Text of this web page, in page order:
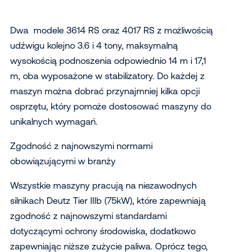
Dwa modele 3614 RS oraz 4017 RS z możliwością
udźwigu kolejno 3.6 i 4 tony, maksymalną
wysokością podnoszenia odpowiednio 14 m i 17,1
m, oba wyposażone w stabilizatory. Do każdej z
maszyn można dobrać przynajmniej kilka opcji
osprzętu, który pomoże dostosować maszyny do
unikalnych wymagań.
Zgodność z najnowszymi normami
obowiązującymi w branży
Wszystkie maszyny pracują na niezawodnych
silnikach Deutz Tier IIIb (75kW), które zapewniają
zgodność z najnowszymi standardami
dotyczącymi ochrony środowiska, dodatkowo
zapewniając niższe zużycie paliwa. Oprócz tego,